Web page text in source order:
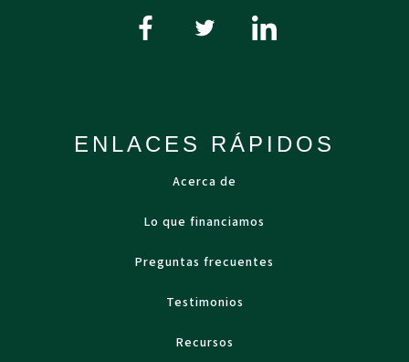
ENLACES RÁPIDOS
Acerca de
Lo que financiamos
Preguntas frecuentes
Testimonios
Recursos